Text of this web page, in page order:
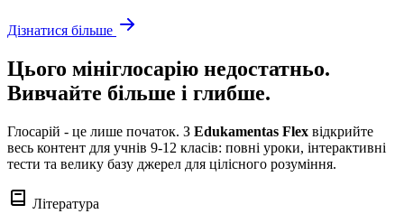
Дізнатися більше
Цього мініглосарію недостатньо.
Вивчайте більше і глибше.
Глосарій - це лише початок. З Edukamentas Flex відкрийте
весь контент для учнів 9-12 класів: повні уроки, інтерактивні
тести та велику базу джерел для цілісного розуміння.
Література